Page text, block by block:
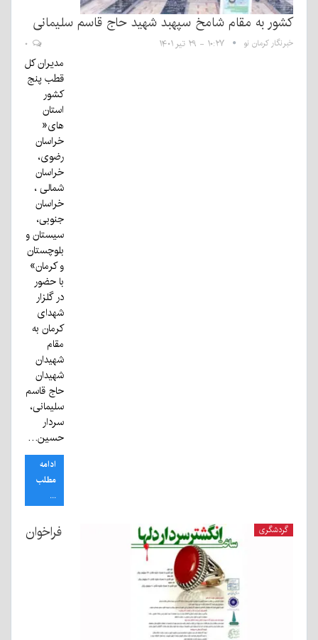
کشور به مقام شامخ سپهبد شهید حاج قاسم سلیمانی
خبرنگار کرمان نو ۱۰:۲۷ - ۲۹ تیر ۱۴۰۱
مدیران کل
قطب پنج
کشور
استان
های«
خراسان
رضوی،
خراسان
شمالی ،
خراسان
جنوبی،
سیستان و
بلوچستان
و کرمان»
با حضور
در گلزار
شهدای
کرمان به
مقام
شهیدان
شهیدان
حاج قاسم
سلیمانی،
سردار
حسین…
ادامه
مطلب
...
گردشگری فراخوان